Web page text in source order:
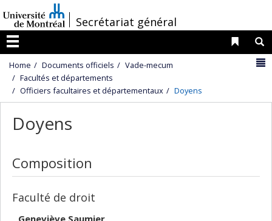
au
contenu
/
Secrétariat général
Menu
Liens
Home Documents officiels
Vade-mecum
Facultés et départements
Officiers facultaires et départementaux
Doyens
Doyens
Composition
Faculté de droit
Geneviève Saumier